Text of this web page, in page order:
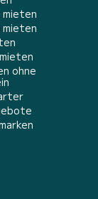
mieten
ohne